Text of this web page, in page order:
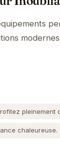
pleinement
chaleureuse.